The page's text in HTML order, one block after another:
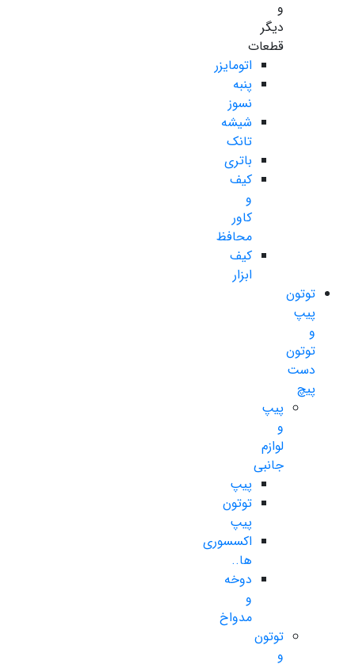
دیگر
قطعات
اتومایزر
پنبه
نسوز
شیشه
تانک
باتری
کیف
کاور
محافظ
کیف
ابزار
توتون
پیپ
توتون
دست
پیچ
پیپ
لوازم
جانبی
پیپ
توتون
پیپ
اکسسوری
ها..
دوخه
مدواخ
توتون